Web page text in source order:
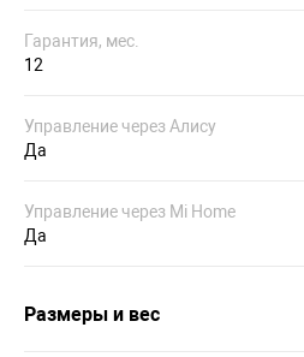
Гарантия, мес.
12
Управление через Алису
Да
Управление через Mi Home
Да
Размеры и вес